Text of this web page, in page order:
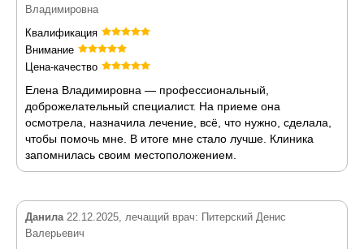
Владимировна
Квалификация
Внимание
Цена-качество
Елена Владимировна — профессиональный,
доброжелательный специалист. На приеме она
осмотрела, назначила лечение, всё, что нужно, сделала,
чтобы помочь мне. В итоге мне стало лучше. Клиника
запомнилась своим местоположением.
Данила22.12.2025, лечащий врач: Питерский Денис
Валерьевич